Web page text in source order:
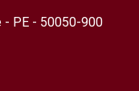
- PE - 50050-900